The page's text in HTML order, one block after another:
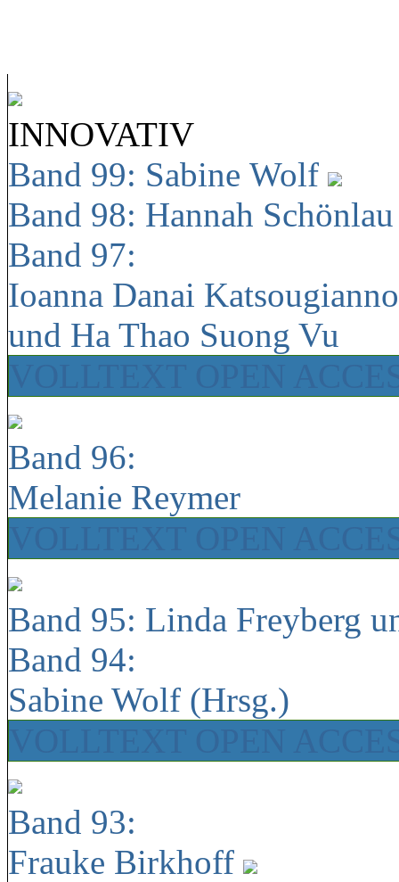
INNOVATIV
Band 99: Sabine Wolf
Band 98: Hannah
Band 97:
Ioanna Danai
und Ha Thao Suong Vu
Band 96:
Melanie Reymer
Band 95: Linda Freyberg
Band 94:
Sabine Wolf (Hrsg.)
Band 93:
Frauke Birkhoff